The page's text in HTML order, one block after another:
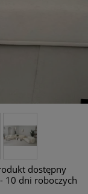
dostępny
10 dni roboczych